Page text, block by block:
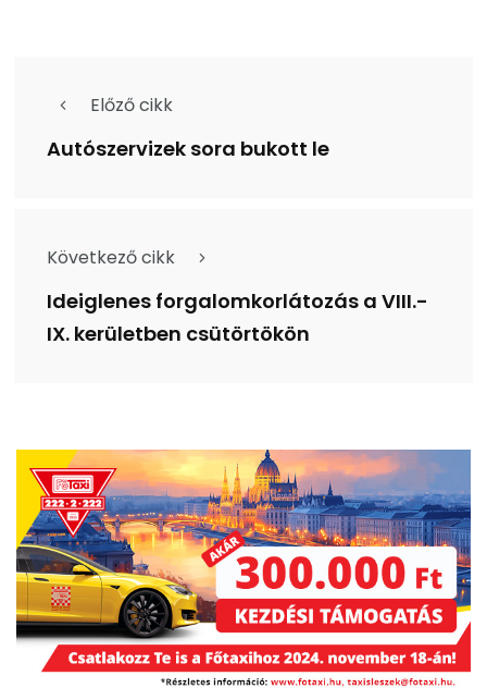
Előző cikk
Autószervizek sora bukott le
Következő cikk
Ideiglenes forgalomkorlátozás a VIII.-
IX. kerületben csütörtökön